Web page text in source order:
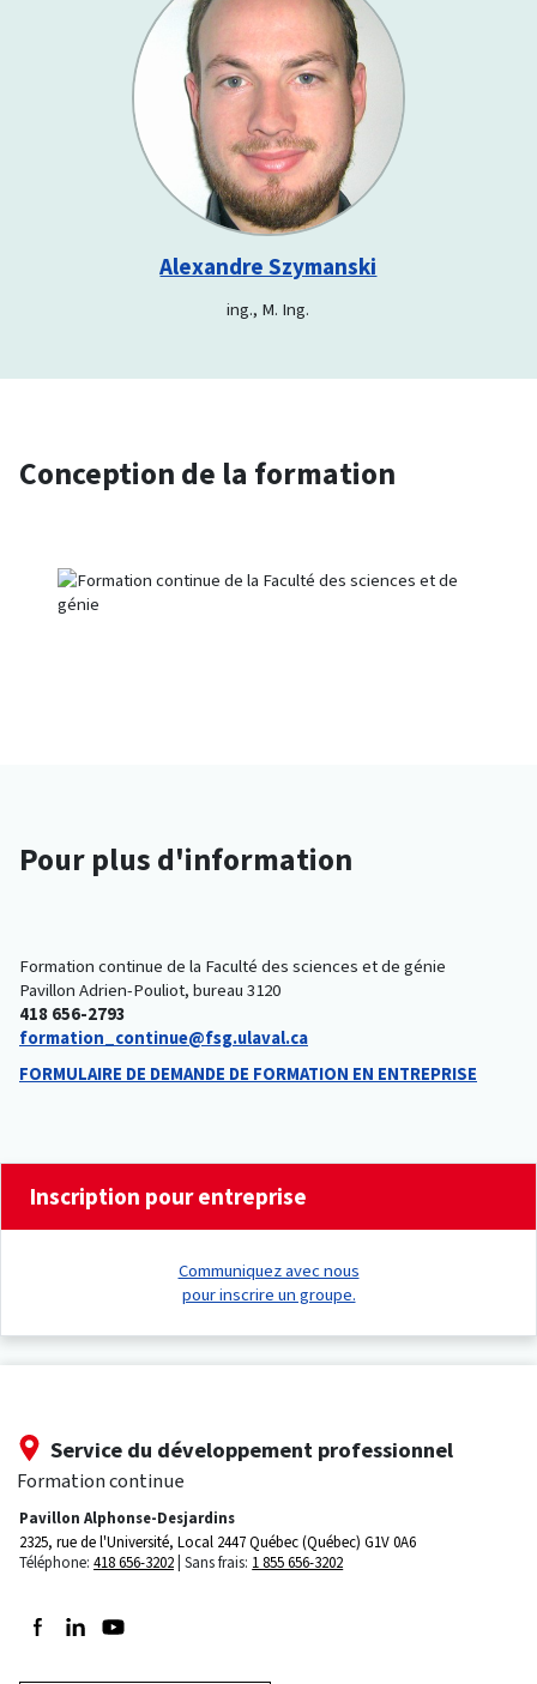
Alexandre Szymanski
ing., M. Ing.
Conception de la formation
Pour plus d'information
Formation continue de la Faculté des sciences et de génie
Pavillon Adrien-Pouliot, bureau 3120
418 656-2793
formation_continue@fsg.ulaval.ca
FORMULAIRE DE DEMANDE DE FORMATION EN ENTREPRISE
Inscription pour entreprise
Communiquez avec nous
pour inscrire un groupe.
Service du développement professionnel
Formation continue
Pavillon Alphonse-Desjardins
2325, rue de l'Université, Local 2447Québec (Québec) G1V 0A6
Téléphone: 418 656-3202 Sans frais: 1 855 656-3202
Suivez-nous sur Facebook
Suivez-nous sur LinkedIn
Suivez-nous sur Youtube